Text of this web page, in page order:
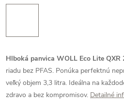
Hlboká panvica WOLL Eco Lite QXR
riadu bez PFAS. Ponúka perfektnú
veľký objem 3,3 litra. Ideálna na
zdravo a bez kompromisov. Detailné